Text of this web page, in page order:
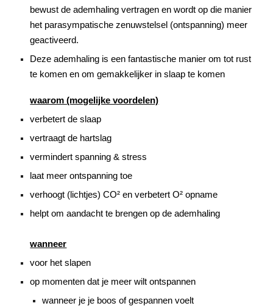
bewust de ademhaling vertragen en wordt op die manier
het parasympatische zenuwstelsel (ontspanning) meer
geactiveerd.
Deze ademhaling is een fantastische manier om tot rust
te komen en om gemakkelijker in slaap te komen
waarom (mogelijke voordelen)
verbetert de slaap
vertraagt de hartslag
vermindert spanning & stress
laat meer ontspanning toe
verhoogt (lichtjes) CO² en verbetert O² opname
helpt om aandacht te brengen op de ademhaling
wanneer
voor het slapen
op momenten dat je meer wilt ontspannen
wanneer je je boos of gespannen voelt